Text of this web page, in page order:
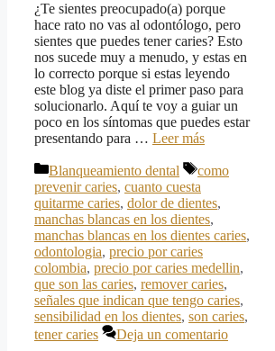
¿Te sientes preocupado(a) porque
hace rato no vas al odontólogo, pero
sientes que puedes tener caries? Esto
nos sucede muy a menudo, y estas en
lo correcto porque si estas leyendo
este blog ya diste el primer paso para
solucionarlo. Aquí te voy a guiar un
poco en los síntomas que puedes estar
presentando para … Leer más
Categorías
Blanqueamiento dental Etiquetas
como
prevenir caries, cuanto cuesta
quitarme caries, dolor de dientes,
manchas blancas en los dientes,
manchas blancas en los dientes caries,
odontologia, precio por caries
colombia, precio por caries medellin,
que son las caries, remover caries,
señales que indican que tengo caries,
sensibilidad en los dientes, son caries,
tener caries
Deja un comentario